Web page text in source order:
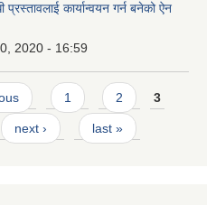
कार्यान्वयन गर्न बनेको ऐन
2020 - 16:59
1 2 3
next › last »